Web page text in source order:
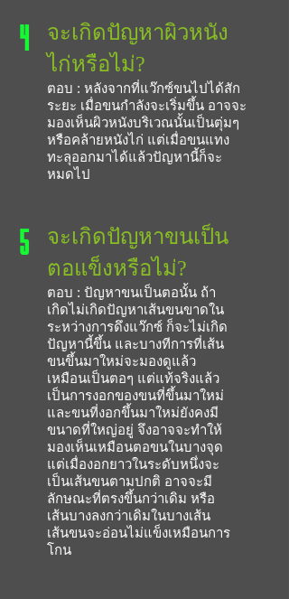
4
จะเกิดปัญหาผิวหนัง
ไก่หรือไม่?
ตอบ : หลังจากที่แว๊กซ์ขนไปได้สัก
ระยะ เมื่อขนกำลังจะเริ่มขึ้น อาจจะ
มองเห็นผิวหนังบริเวณนั้นเป็นตุ่มๆ
หรือคล้ายหนังไก่ แต่เมื่อขนแทง
ทะลุออกมาได้แล้วปัญหานี้ก็จะ
หมดไป
5
จะเกิดปัญหาขนเป็น
ตอแข็งหรือไม่?
ตอบ : ปัญหาขนเป็นตอนั้น ถ้า
เกิดไม่เกิดปัญหาเส้นขนขาดใน
ระหว่างการดึงแว๊กซ์ ก็จะไม่เกิด
ปัญหานี้ขึ้น และบางทีการที่เส้น
ขนขึ้นมาใหม่จะมองดูแล้ว
เหมือนเป็นตอๆ แต่แท้จริงแล้ว
เป็นการงอกของขนที่ขึ้นมาใหม่
และขนที่งอกขึ้นมาใหม่ยังคงมี
ขนาดที่ใหญ่อยู่ จึงอาจจะทำให้
มองเห็นเหมือนตอขนในบางจุด
แต่เมื่องอกยาวในระดับหนึ่งจะ
เป็นเส้นขนตามปกติ อาจจะมี
ลักษณะที่ตรงขึ้นกว่าเดิม หรือ
เส้นบางลงกว่าเดิมในบางเส้น
เส้นขนจะอ่อนไม่แข็งเหมือนการ
โกน